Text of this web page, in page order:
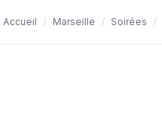
Accueil / Marseille / Soirées /